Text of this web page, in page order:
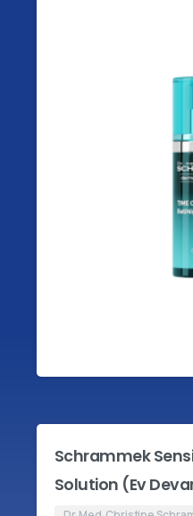
Schrammek
Solution (Ev